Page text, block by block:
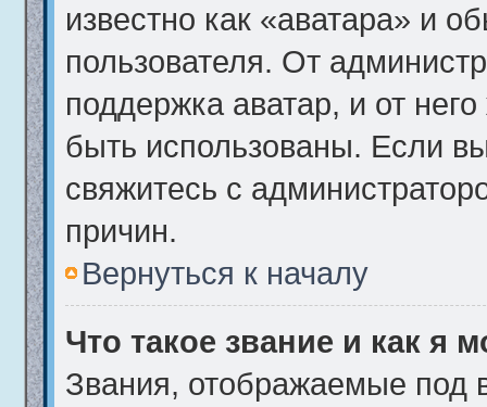
известно как «аватара» и
пользователя. От
поддержка аватар, и от
быть использованы. Если
свяжитесь с
причин.
Вернуться к началу
Что такое звание и как я
Звания, отображаемые